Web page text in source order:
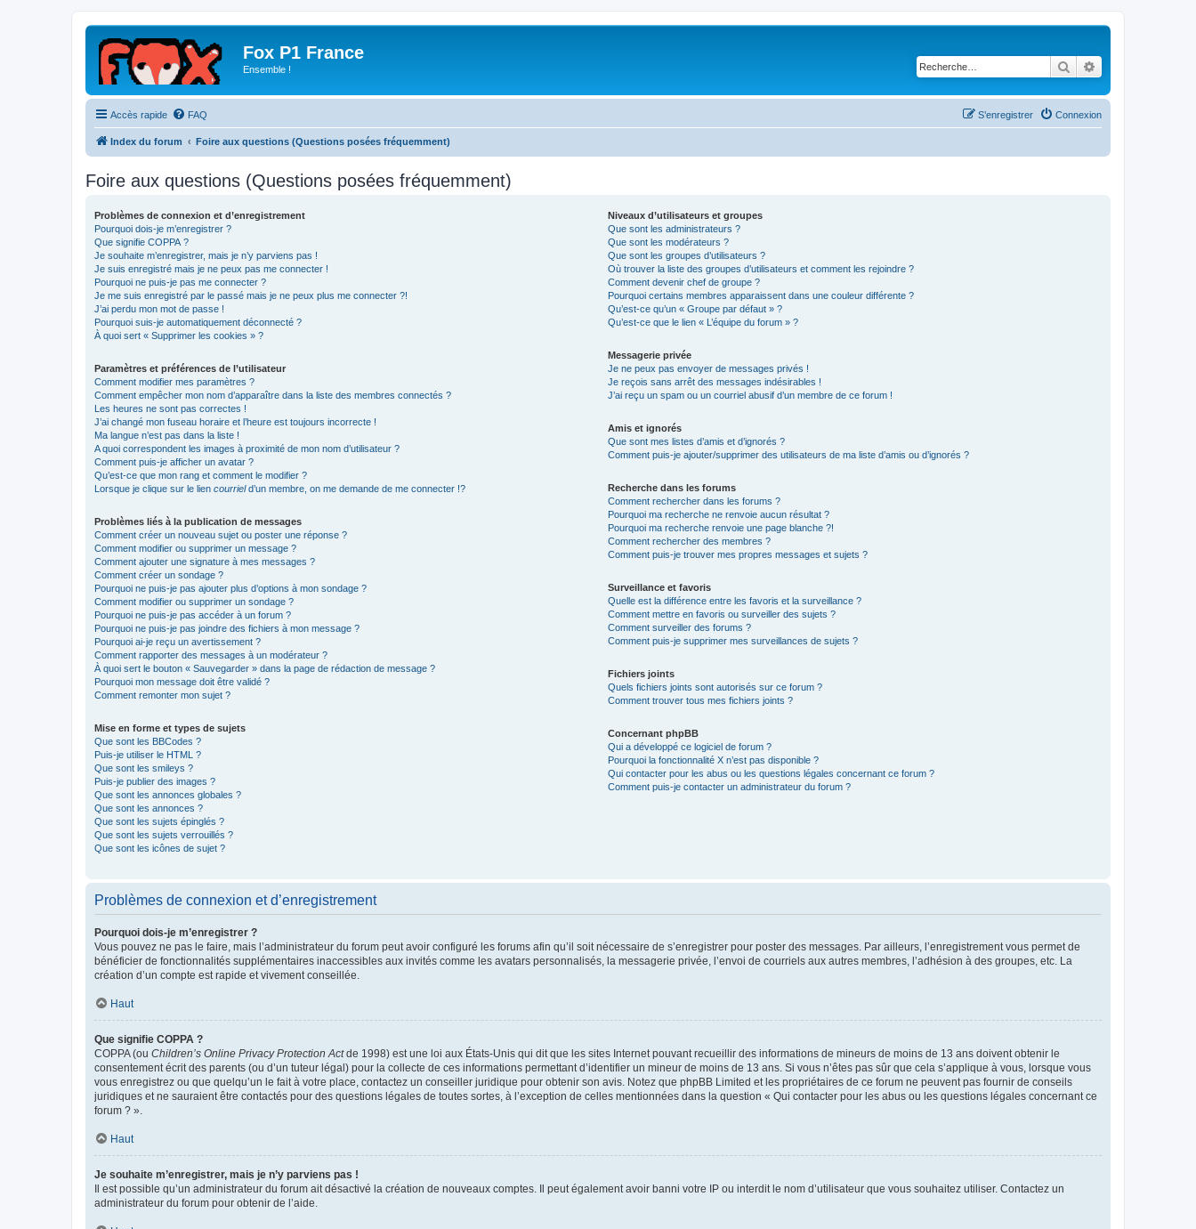
Fox P1 France
Ensemble ! Rechercher
Accès rapide FAQ Connexion
S’enregistrer
Index du forum Foire aux questions (Questions posées fréquemment)
Foire aux questions (Questions posées fréquemment)
Problèmes de connexion et d’enregistrement
Pourquoi dois-je m’enregistrer ?
Que signifie COPPA ?
Je souhaite m’enregistrer, mais je n’y parviens pas !
Je suis enregistré mais je ne peux pas me connecter !
Pourquoi ne puis-je pas me connecter ?
Je me suis enregistré par le passé mais je ne peux plus me connecter ?!
J’ai perdu mon mot de passe !
Pourquoi suis-je automatiquement déconnecté ?
À quoi sert « Supprimer les cookies » ?
Paramètres et préférences de l’utilisateur
Comment modifier mes paramètres ?
Comment empêcher mon nom d’apparaître dans la liste des membres connectés ?
Les heures ne sont pas correctes !
J’ai changé mon fuseau horaire et l’heure est toujours incorrecte !
Ma langue n’est pas dans la liste !
A quoi correspondent les images à proximité de mon nom d’utilisateur ?
Comment puis-je afficher un avatar ?
Qu’est-ce que mon rang et comment le modifier ?
Lorsque je clique sur le lien courrield’un membre, on me demande de me connecter !?
Problèmes liés à la publication de messages
Comment créer un nouveau sujet ou poster une réponse ?
Comment modifier ou supprimer un message ?
Comment ajouter une signature à mes messages ?
Comment créer un sondage ?
Pourquoi ne puis-je pas ajouter plus d’options à mon sondage ?
Comment modifier ou supprimer un sondage ?
Pourquoi ne puis-je pas accéder à un forum ?
Pourquoi ne puis-je pas joindre des fichiers à mon message ?
Pourquoi ai-je reçu un avertissement ?
Comment rapporter des messages à un modérateur ?
À quoi sert le bouton « Sauvegarder » dans la page de rédaction de message ?
Pourquoi mon message doit être validé ?
Comment remonter mon sujet ?
Mise en forme et types de sujets
Que sont les BBCodes ?
Puis-je utiliser le HTML ?
Que sont les smileys ?
Puis-je publier des images ?
Que sont les annonces globales ?
Que sont les annonces ?
Que sont les sujets épinglés ?
Que sont les sujets verrouillés ?
Que sont les icônes de sujet ?
Niveaux d’utilisateurs et groupes
Que sont les administrateurs ?
Que sont les modérateurs ?
Que sont les groupes d’utilisateurs ?
Où trouver la liste des groupes d’utilisateurs et comment les rejoindre ?
Comment devenir chef de groupe ?
Pourquoi certains membres apparaissent dans une couleur différente ?
Qu’est-ce qu’un « Groupe par défaut » ?
Qu’est-ce que le lien « L’équipe du forum » ?
Messagerie privée
Je ne peux pas envoyer de messages privés !
Je reçois sans arrêt des messages indésirables !
J’ai reçu un spam ou un courriel abusif d’un membre de ce forum !
Amis et ignorés
Que sont mes listes d’amis et d’ignorés ?
Comment puis-je ajouter/supprimer des utilisateurs de ma liste d’amis ou d’ignorés ?
Recherche dans les forums
Comment rechercher dans les forums ?
Pourquoi ma recherche ne renvoie aucun résultat ?
Pourquoi ma recherche renvoie une page blanche ?!
Comment rechercher des membres ?
Comment puis-je trouver mes propres messages et sujets ?
Surveillance et favoris
Quelle est la différence entre les favoris et la surveillance ?
Comment mettre en favoris ou surveiller des sujets ?
Comment surveiller des forums ?
Comment puis-je supprimer mes surveillances de sujets ?
Fichiers joints
Quels fichiers joints sont autorisés sur ce forum ?
Comment trouver tous mes fichiers joints ?
Concernant phpBB
Qui a développé ce logiciel de forum ?
Pourquoi la fonctionnalité X n’est pas disponible ?
Qui contacter pour les abus ou les questions légales concernant ce forum ?
Comment puis-je contacter un administrateur du forum ?
Problèmes de connexion et d’enregistrement
Pourquoi dois-je m’enregistrer ?
Vous pouvez ne pas le faire, mais l’administrateur du forum peut avoir configuré les forums afin qu’il soit nécessaire de s’enregistrer pour poster des messages. Par ailleurs, l’enregistrement vous permet de
bénéficier de fonctionnalités supplémentaires inaccessibles aux invités comme les avatars personnalisés, la messagerie privée, l’envoi de courriels aux autres membres, l’adhésion à des groupes, etc. La
création d’un compte est rapide et vivement conseillée.
Haut
Que signifie COPPA ?
COPPA (ou Children’s Online Privacy Protection Actde 1998) est une loi aux États-Unis qui dit que les sites Internet pouvant recueillir des informations de mineurs de moins de 13 ans doivent obtenir le
consentement écrit des parents (ou d’un tuteur légal) pour la collecte de ces informations permettant d’identifier un mineur de moins de 13 ans. Si vous n’êtes pas sûr que cela s’applique à vous, lorsque vous
vous enregistrez ou que quelqu’un le fait à votre place, contactez un conseiller juridique pour obtenir son avis. Notez que phpBB Limited et les propriétaires de ce forum ne peuvent pas fournir de conseils
juridiques et ne sauraient être contactés pour des questions légales de toutes sortes, à l’exception de celles mentionnées dans la question « Qui contacter pour les abus ou les questions légales concernant ce
forum ? ».
Haut
Je souhaite m’enregistrer, mais je n’y parviens pas !
Il est possible qu’un administrateur du forum ait désactivé la création de nouveaux comptes. Il peut également avoir banni votre IP ou interdit le nom d’utilisateur que vous souhaitez utiliser. Contactez un
administrateur du forum pour obtenir de l’aide.